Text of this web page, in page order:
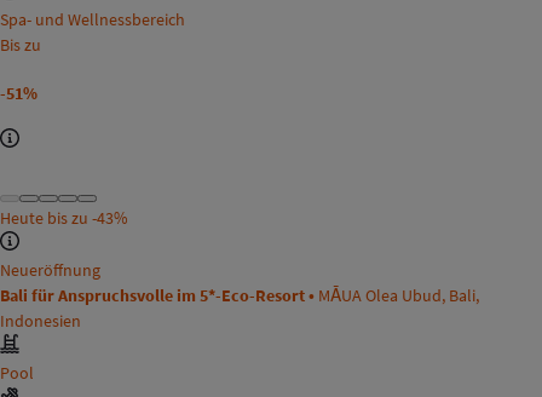
Spa- und Wellnessbereich
Bis zu
-51%
Heute bis zu -43%
Neueröffnung
Bali für Anspruchsvolle im 5*-Eco-Resort • MĀUA Olea Ubud, Bali,
Indonesien
Pool